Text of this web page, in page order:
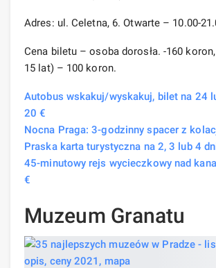
Adres: ul. Celetna, 6. Otwarte – 10.00-
Cena biletu – osoba dorosła. -160
15 lat) – 100 koron.
Autobus wskakuj/wyskakuj, bilet na 24
20 €
Nocna Praga: 3-godzinny spacer z
Praska karta turystyczna na 2, 3 lub 4
45-minutowy rejs wycieczkowy nad
€
Muzeum Granatu